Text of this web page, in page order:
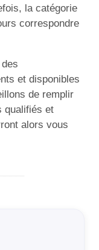
la catégorie
correspondre
et disponibles
de remplir
qualifiés et
alors vous